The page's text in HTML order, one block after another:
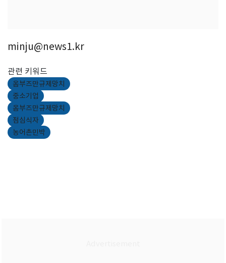
minju@news1.kr
관련 키워드
옴부즈만규제망치
중소기업
옴부즈만규제망치
점심식자
농어촌민박